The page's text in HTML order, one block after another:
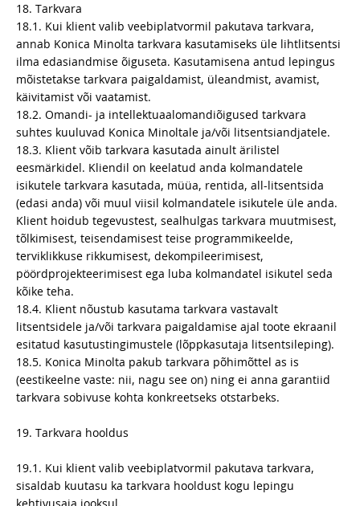
18. Tarkvara
18.1. Kui klient valib veebiplatvormil pakutava tarkvara,
annab Konica Minolta tarkvara kasutamiseks üle lihtlitsentsi
ilma edasiandmise õiguseta. Kasutamisena antud lepingus
mõistetakse tarkvara paigaldamist, üleandmist, avamist,
käivitamist või vaatamist.
18.2. Omandi- ja intellektuaalomandiõigused tarkvara
suhtes kuuluvad Konica Minoltale ja/või litsentsiandjatele.
18.3. Klient võib tarkvara kasutada ainult ärilistel
eesmärkidel. Kliendil on keelatud anda kolmandatele
isikutele tarkvara kasutada, müüa, rentida, all-litsentsida
(edasi anda) või muul viisil kolmandatele isikutele üle anda.
Klient hoidub tegevustest, sealhulgas tarkvara muutmisest,
tõlkimisest, teisendamisest teise programmikeelde,
terviklikkuse rikkumisest, dekompileerimisest,
pöördprojekteerimisest ega luba kolmandatel isikutel seda
kõike teha.
18.4. Klient nõustub kasutama tarkvara vastavalt
litsentsidele ja/või tarkvara paigaldamise ajal toote ekraanil
esitatud kasutustingimustele (lõppkasutaja litsentsileping).
18.5. Konica Minolta pakub tarkvara põhimõttel as is
(eestikeelne vaste: nii, nagu see on) ning ei anna garantiid
tarkvara sobivuse kohta konkreetseks otstarbeks.
19. Tarkvara hooldus
19.1. Kui klient valib veebiplatvormil pakutava tarkvara,
sisaldab kuutasu ka tarkvara hooldust kogu lepingu